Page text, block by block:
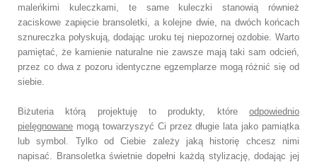
maleńkimi kuleczkami, te same kuleczki stanowią również
zaciskowe zapięcie bransoletki, a kolejne dwie, na dwóch końcach
sznureczka połyskują, dodając uroku tej niepozornej ozdobie. Warto
pamiętać, że kamienie naturalne nie zawsze mają taki sam odcień,
przez co dwa z pozoru identyczne egzemplarze mogą różnić się od
siebie.
Biżuteria którą projektuję to produkty, które odpowiednio
pielęgnowane mogą towarzyszyć Ci przez długie lata jako pamiątka
lub symbol. Tylko od Ciebie zależy jaką historię chcesz nimi
napisać. Bransoletka świetnie dopełni każdą stylizację, dodając jej